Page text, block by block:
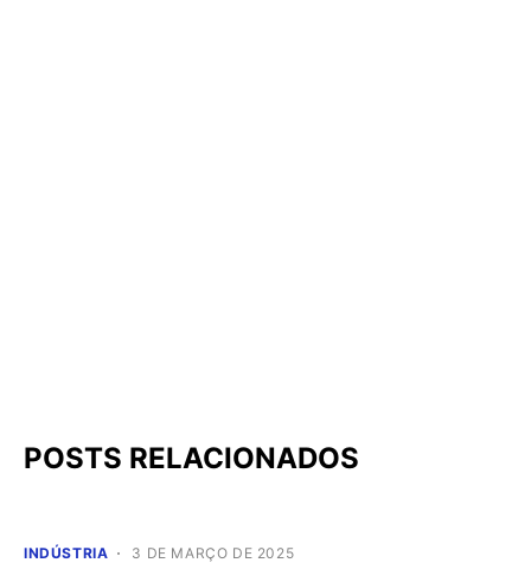
POSTS RELACIONADOS
INDÚSTRIA 3 DE MARÇO DE 2025